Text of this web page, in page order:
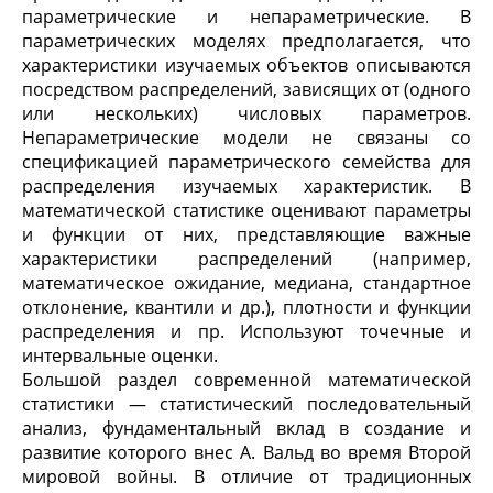
параметрические и непараметрические. В
параметрических моделях предполагается, что
характеристики изучаемых объектов описываются
посредством распределений, зависящих от (одного
или нескольких) числовых параметров.
Непараметрические модели не связаны со
спецификацией параметрического семейства для
распределения изучаемых характеристик. В
математической статистике оценивают параметры
и функции от них, представляющие важные
характеристики распределений (например,
математическое ожидание, медиана, стандартное
отклонение, квантили и др.), плотности и функции
распределения и пр. Используют точечные и
интервальные оценки.
Большой раздел современной математической
статистики — статистический последовательный
анализ, фундаментальный вклад в создание и
развитие которого внес А. Вальд во время Второй
мировой войны. В отличие от традиционных